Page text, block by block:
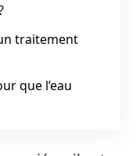
traitement
que l’eau